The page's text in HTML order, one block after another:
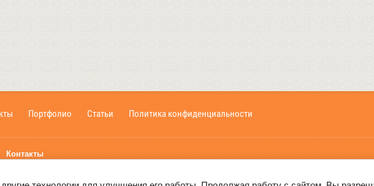
Портфолио Статьи Политика конфиденциальности
Контакты